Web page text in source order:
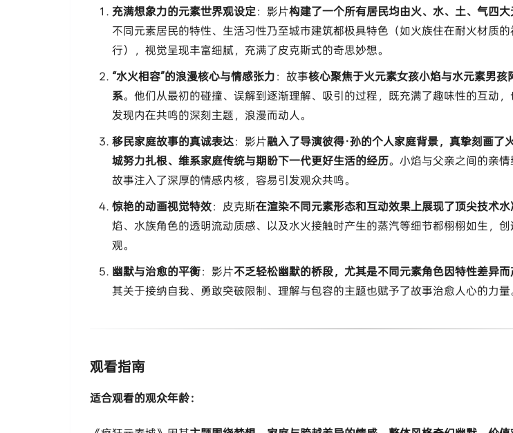
​充满想象力的元素世界观设定​ ​：影片​构建了一个所有居民均由火、水、土、气四
不同元素居民的特性、生活习性乃至城市建筑都极具特色（如火族住在耐火材质
行），视觉呈现丰富细腻，充满了皮克斯式的奇思妙想。
​“水火相容”的浪漫核心与情感张力​ ​：故事​核心聚焦于火元素女孩小焰与水元素男孩
系​。他们从最初的碰撞、误解到逐渐理解、吸引的过程，既充满了趣味性的互动，
发现内在共鸣的深刻主题，浪漫而动人。
​移民家庭故事的真诚表达​​：影片​融入了导演彼得·孙的个人家庭背景，真挚刻画了
城努力扎根、维系家庭传统与期盼下一代更好生活的经历​。小焰与父亲之间的亲
故事注入了深厚的情感内核，容易引发观众共鸣。
​惊艳的动画视觉特效​​：皮克斯​在渲染不同元素形态和互动效果上展现了顶尖技术水
焰、水族角色的透明流动质感、以及水火接触时产生的蒸汽等细节都栩栩如生，
观。
​幽默与治愈的平衡​​：影片​不乏轻松幽默的桥段，尤其是不同元素角色因特性差异
其关于接纳自我、勇敢突破限制、理解与包容的主题也赋予了故事治愈人心的力量
观看指南
​适合观看的观众年龄：​